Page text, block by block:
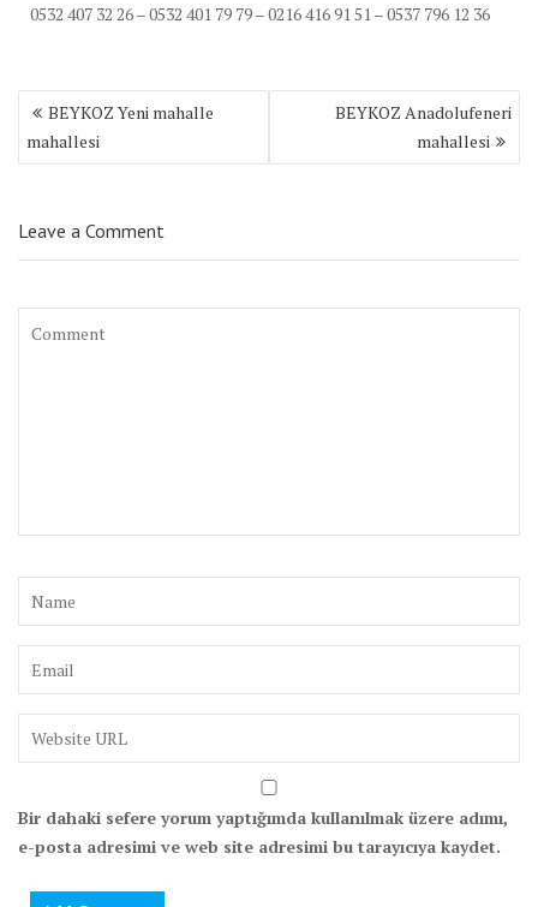
0532 407 32 26 – 0532 401 79 79 – 0216 416 91 51 – 0537 796 12 36
Yazı
dolaşımı
BEYKOZ Yeni mahalle
mahallesi
BEYKOZ Anadolufeneri
mahallesi
Leave a Comment
Bir dahaki sefere yorum yaptığımda kullanılmak üzere adımı,
e-posta adresimi ve web site adresimi bu tarayıcıya kaydet.